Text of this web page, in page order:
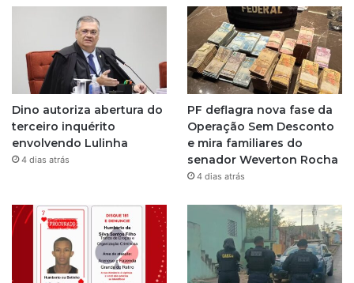
t
a
g
r
a
m
Dino autoriza abertura do
terceiro inquérito
envolvendo Lulinha
4 dias atrás
PF deflagra nova fase da
Operação Sem Desconto
e mira familiares do
senador Weverton Rocha
4 dias atrás